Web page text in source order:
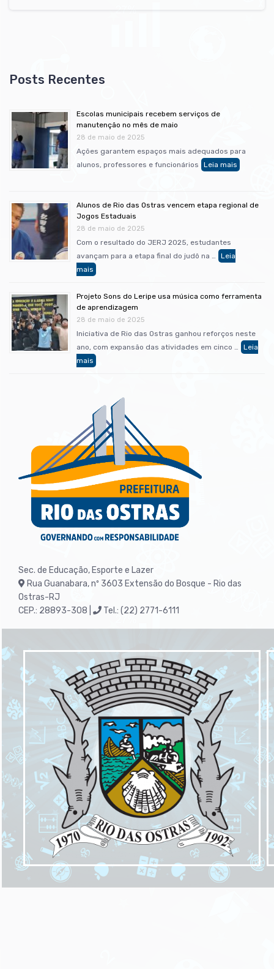
Escolas municipais recebem serviços de
manutenção no mês de maio
28 de maio de 2025
Ações garantem espaços mais adequados para
alunos, professores e funcionários
Alunos de Rio das Ostras vencem etapa regional de
Jogos Estaduais
28 de maio de 2025
Com o resultado do JERJ 2025, estudantes
avançam para a etapa final do judô na …
Projeto Sons do Leripe usa música como ferramenta
de aprendizagem
28 de maio de 2025
Iniciativa de Rio das Ostras ganhou reforços neste
ano, com expansão das atividades em cinco …
Sec. de Educação, Esporte e Lazer
Rua Guanabara, nº 3603 Extensão do Bosque - Rio das
Ostras-RJ
CEP.: 28893-308 |
Tel.: (22) 2771-6111